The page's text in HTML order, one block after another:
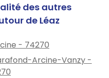
des autres
de Léaz
- 74270
Arcine-Vanzy -